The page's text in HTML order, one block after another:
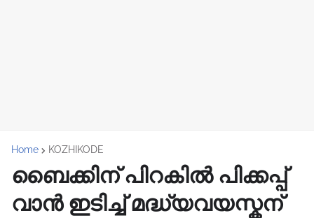
Home KOZHIKODE
ബൈക്കിന് പിറകിൽ പിക്കപ്പ്
വാന്‍ ഇടിച്ച് മദ്ധ്യവയസ്കന്